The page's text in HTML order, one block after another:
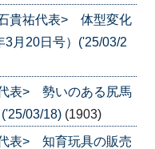
貴祐代表> 体型変化
3月20日号）('25/03/2
表> 勢いのある尻馬
03/18) (1903)
表> 知育玩具の販売